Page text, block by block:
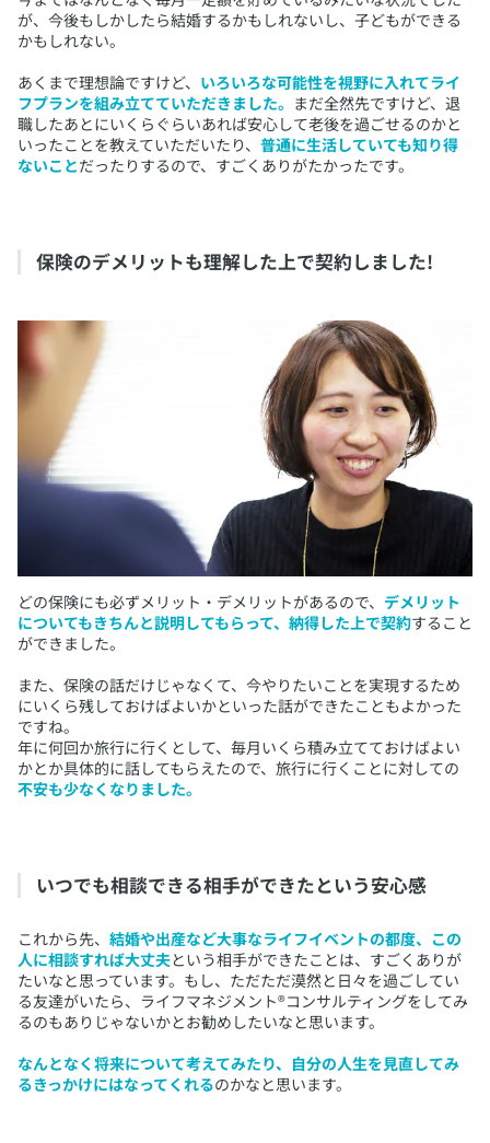
が、今後もしかしたら結婚するかもしれないし、子どもができる
かもしれない。
あくまで理想論ですけど、 いろいろな可能性を視野に入れてライ
フプランを組み立てていただきました。 まだ全然先ですけど、退
職したあとにいくらぐらいあれば安心して老後を過ごせるのかと
いったことを教えていただいたり、 普通に生活していても知り得
ないことだったりするので、すごくありがたかったです。
​保険のデメリットも理解した上で契約しました!
​どの保険にも必ずメリット・デメリットがあるので、 デメリット
についてもきちんと説明してもらって、納得した上で契約すること
ができました。
また、保険の話だけじゃなくて、今やりたいことを実現するため
にいくら残しておけばよいかといった話ができたこともよかった
ですね。
年に何回か旅行に行くとして、毎月いくら積み立てておけばよい
かとか具体的に話してもらえたので、旅行に行くことに対しての
不安も少なくなりました。
​いつでも相談できる相手ができたという安心感
​これから先、 結婚や出産など大事なライフイベントの都度、この
人に相談すれば大丈夫という相手ができたことは、すごくありが
たいなと思っています。もし、ただただ漠然と日々を過ごしてい
る友達がいたら、ライフマネジメント®コンサルティングをしてみ
るのもありじゃないかとお勧めしたいなと思います。
なんとなく将来について考えてみたり、自分の人生を見直してみ
るきっかけにはなってくれるのかなと思います。